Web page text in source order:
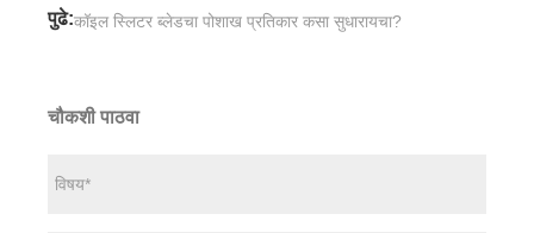
पुढे:कॉइल स्लिटर ब्लेडचा पोशाख प्रतिकार कसा सुधारायचा?
चौकशी पाठवा